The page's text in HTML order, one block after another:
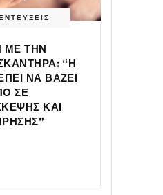
ΜΕ ΤΗΝ
“Η
ΝΑ ΒΑΖΕΙ
ΣΕ
ΚΑΙ